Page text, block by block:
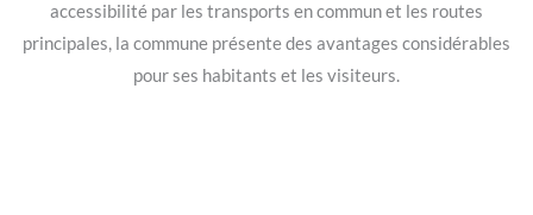
accessibilité par les transports en commun et les routes
principales, la commune présente des avantages considérables
pour ses habitants et les visiteurs.